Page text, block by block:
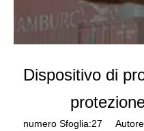
Dispositivo di
numero Sfoglia:27